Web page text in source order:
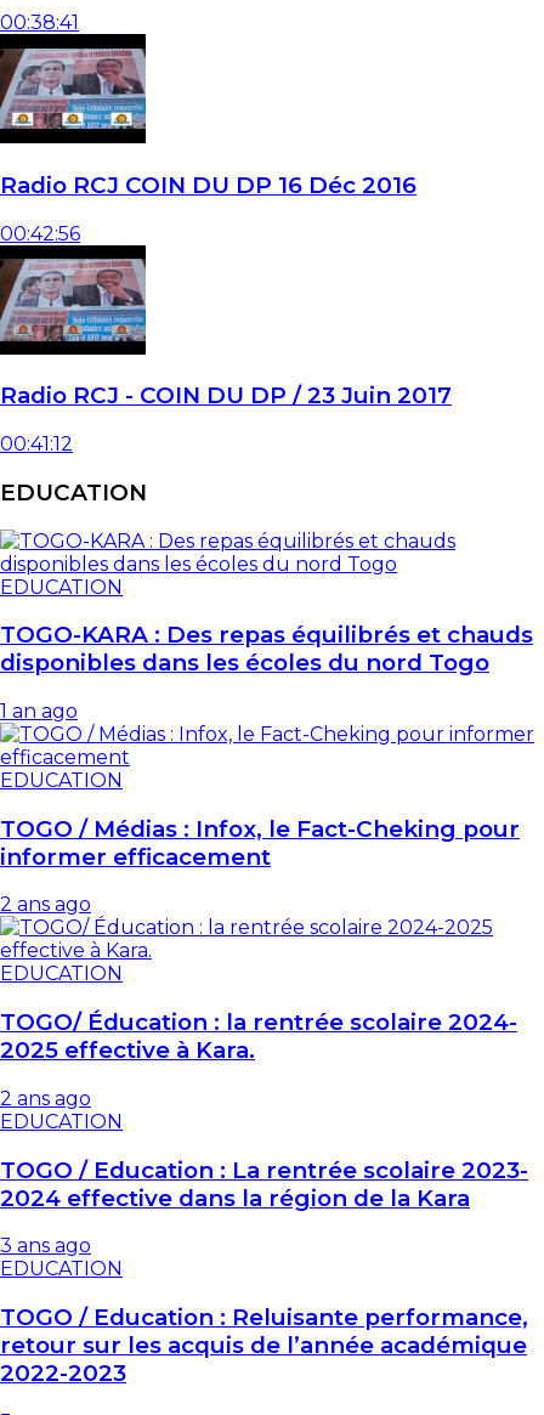
00:38:41
Radio RCJ COIN DU DP 16 Déc 2016
00:42:56
Radio RCJ - COIN DU DP / 23 Juin 2017
00:41:12
EDUCATION
EDUCATION
TOGO-KARA : Des repas équilibrés et chauds
disponibles dans les écoles du nord Togo
1 an ago
EDUCATION
TOGO / Médias : Infox, le Fact-Cheking pour
informer efficacement
2 ans ago
EDUCATION
TOGO/ Éducation : la rentrée scolaire 2024-
2025 effective à Kara.
2 ans ago
EDUCATION
TOGO / Education : La rentrée scolaire 2023-
2024 effective dans la région de la Kara
3 ans ago
EDUCATION
TOGO / Education : Reluisante performance,
retour sur les acquis de l’année académique
2022-2023